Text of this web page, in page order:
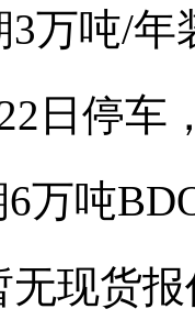
3万吨/
日停车
万吨
无现货